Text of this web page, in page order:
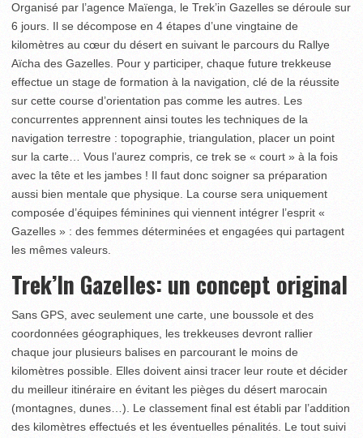
Organisé par l’agence Maïenga, le Trek’in Gazelles se déroule sur
6 jours. Il se décompose en 4 étapes d’une vingtaine de
kilomètres au cœur du désert en suivant le parcours du Rallye
Aïcha des Gazelles. Pour y participer, chaque future trekkeuse
effectue un stage de formation à la navigation, clé de la réussite
sur cette course d’orientation pas comme les autres. Les
concurrentes apprennent ainsi toutes les techniques de la
navigation terrestre : topographie, triangulation, placer un point
sur la carte… Vous l’aurez compris, ce trek se « court » à la fois
avec la tête et les jambes ! Il faut donc soigner sa préparation
aussi bien mentale que physique. La course sera uniquement
composée d’équipes féminines qui viennent intégrer l’esprit «
Gazelles » : des femmes déterminées et engagées qui partagent
les mêmes valeurs.
Trek’In Gazelles: un concept original
Sans GPS, avec seulement une carte, une boussole et des
coordonnées géographiques, les trekkeuses devront rallier
chaque jour plusieurs balises en parcourant le moins de
kilomètres possible. Elles doivent ainsi tracer leur route et décider
du meilleur itinéraire en évitant les pièges du désert marocain
(montagnes, dunes…). Le classement final est établi par l’addition
des kilomètres effectués et les éventuelles pénalités. Le tout suivi